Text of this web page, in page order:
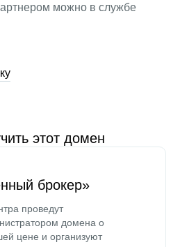
можно в службе
этот домен
брокер»
проведут
домена о
цене и организуют